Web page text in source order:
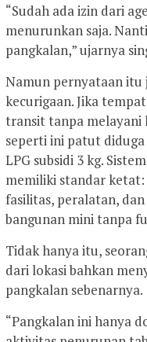
“Sudah ada izin dari
menurunkan saja.
pangkalan,” ujarnya
Namun pernyataan
kecurigaan. Jika
transit tanpa melayani
seperti ini patut
LPG subsidi 3 kg.
memiliki standar
fasilitas, peralatan,
bangunan mini tanpa
Tidak hanya itu,
dari lokasi bahkan
pangkalan sebenarnya.
“Pangkalan ini hanya